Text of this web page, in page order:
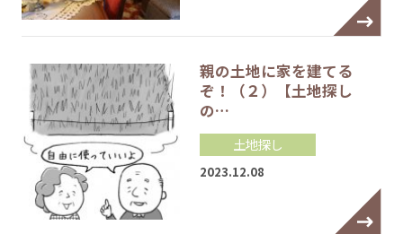
親の土地に家を建てる
ぞ！（２）【土地探し
の…
土地探し
2023.12.08